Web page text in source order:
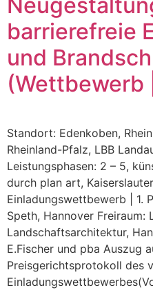
barrierefreie
und
(Wettbewerb
Standort: Edenkoben,
Rheinland-Pfalz, LBB
Leistungsphasen: 2 – 5,
durch plan art,
Einladungswettbewerb | 1.
Speth, Hannover Freiraum:
Landschaftsarchitektur,
E.Fischer und pba Auszug
Preisgerichtsprotokoll des